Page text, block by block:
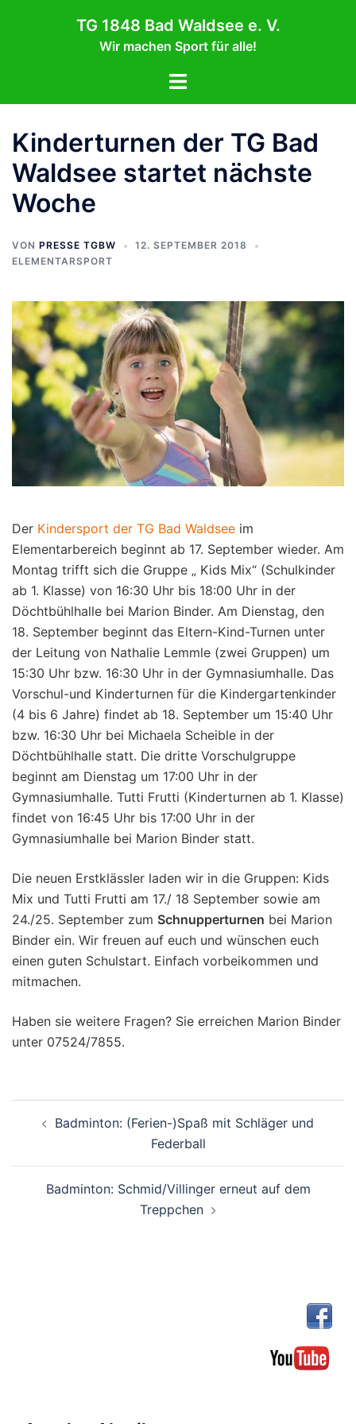
TG 1848 Bad Waldsee e. V.
Wir machen Sport für alle!
Menü
Kinderturnen der TG Bad
Waldsee startet nächste
Woche
VON PRESSE TGBW
12. SEPTEMBER 2018
ELEMENTARSPORT
Der Kindersport der TG Bad Waldsee im
Elementarbereich beginnt ab 17. September wieder. Am
Montag trifft sich die Gruppe „ Kids Mix“ (Schulkinder
ab 1. Klasse) von 16:30 Uhr bis 18:00 Uhr in der
Döchtbühlhalle bei Marion Binder. Am Dienstag, den
18. September beginnt das Eltern-Kind-Turnen unter
der Leitung von Nathalie Lemmle (zwei Gruppen) um
15:30 Uhr bzw. 16:30 Uhr in der Gymnasiumhalle. Das
Vorschul-und Kinderturnen für die Kindergartenkinder
(4 bis 6 Jahre) findet ab 18. September um 15:40 Uhr
bzw. 16:30 Uhr bei Michaela Scheible in der
Döchtbühlhalle statt. Die dritte Vorschulgruppe
beginnt am Dienstag um 17:00 Uhr in der
Gymnasiumhalle. Tutti Frutti (Kinderturnen ab 1. Klasse)
findet von 16:45 Uhr bis 17:00 Uhr in der
Gymnasiumhalle bei Marion Binder statt.
Die neuen Erstklässler laden wir in die Gruppen: Kids
Mix und Tutti Frutti am 17./ 18 September sowie am
24./25. September zum Schnupperturnen bei Marion
Binder ein. Wir freuen auf euch und wünschen euch
einen guten Schulstart. Einfach vorbeikommen und
mitmachen.
Haben sie weitere Fragen? Sie erreichen Marion Binder
unter 07524/7855.
Badminton: (Ferien-)Spaß mit Schläger und
Federball
Badminton: Schmid/Villinger erneut auf dem
Treppchen